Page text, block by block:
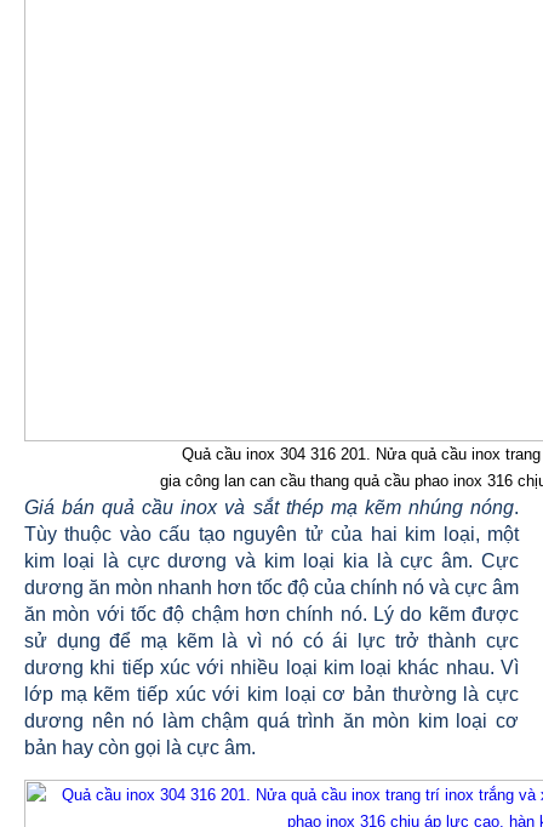
Quả cầu inox 304 316 201. Nửa quả cầu inox
gia công lan can cầu thang quả cầu phao inox 316
Giá bán quả cầu inox và sắt thép mạ kẽm nhúng nóng.
Tùy thuộc vào cấu tạo nguyên tử của hai kim loại, một
kim loại là cực dương và kim loại kia là cực âm. Cực
dương ăn mòn nhanh hơn tốc độ của chính nó và cực âm
ăn mòn với tốc độ chậm hơn chính nó. Lý do kẽm được
sử dụng để mạ kẽm là vì nó có ái lực trở thành cực
dương khi tiếp xúc với nhiều loại kim loại khác nhau. Vì
lớp mạ kẽm tiếp xúc với kim loại cơ bản thường là cực
dương nên nó làm chậm quá trình ăn mòn kim loại cơ
bản hay còn gọi là cực âm.